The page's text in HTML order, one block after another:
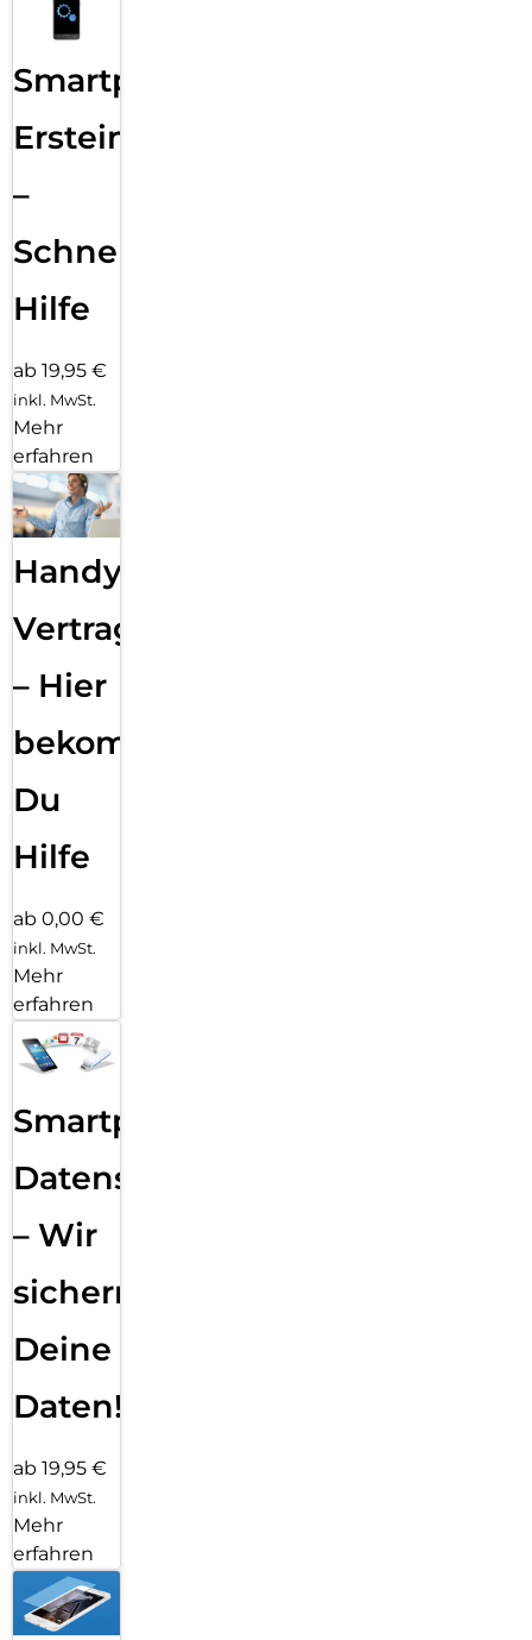
Smartphone
Ersteinrichtung
–
Schnelle
Hilfe
ab 19,95 €
inkl. MwSt.
Mehr
erfahren
Handy
Vertragsabwicklung
– Hier
bekommst
Du
Hilfe
ab 0,00 €
inkl. MwSt.
Mehr
erfahren
Smartphone
Datensicherung
– Wir
sichern
Deine
Daten!
ab 19,95 €
inkl. MwSt.
Mehr
erfahren